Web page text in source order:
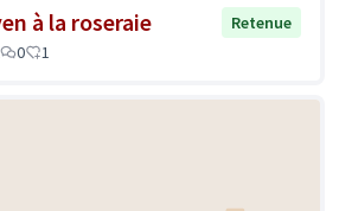
à la roseraie
Retenue
0 1